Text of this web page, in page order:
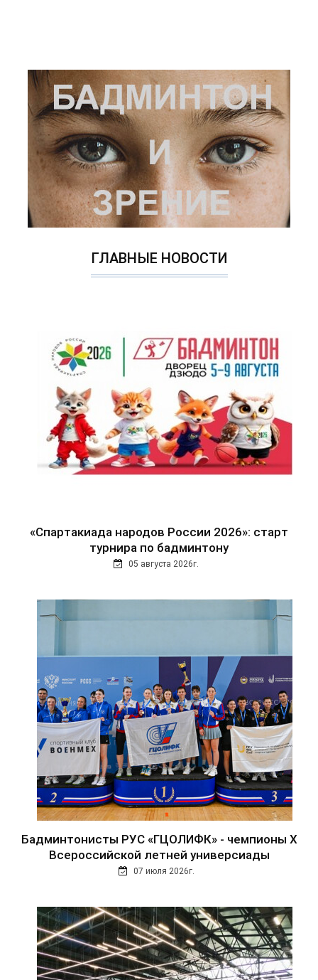
ГЛАВНЫЕ НОВОСТИ
«Спартакиада народов России 2026»: старт
турнира по бадминтону
05 августа 2026г.
Бадминтонисты РУС «ГЦОЛИФК» - чемпионы Х
Всероссийской летней универсиады
07 июля 2026г.